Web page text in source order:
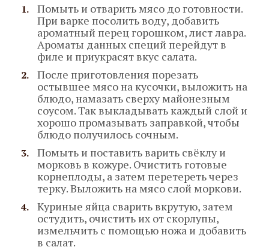
Помыть и отварить мясо до готовности.
При варке посолить воду, добавить
ароматный перец горошком, лист лавра.
Ароматы данных специй перейдут в
филе и приукрасят вкус салата.
После приготовления порезать
остывшее мясо на кусочки, выложить на
блюдо, намазать сверху майонезным
соусом. Так выкладывать каждый слой и
хорошо промазывать заправкой, чтобы
блюдо получилось сочным.
Помыть и поставить варить свёклу и
морковь в кожуре. Очистить готовые
корнеплоды, а затем перетереть через
терку. Выложить на мясо слой моркови.
Куриные яйца сварить вкрутую, затем
остудить, очистить их от скорлупы,
измельчить с помощью ножа и добавить
в салат.